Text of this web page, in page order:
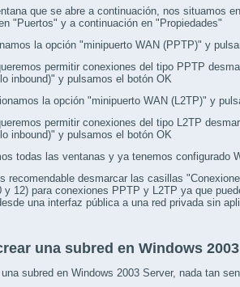
que se abre a continuación, nos situamos
"Puertos" y a continuación en "Propiedades"
la opción "minipuerto WAN (PPTP)" y
permitir conexiones del tipo PPTP
inbound)" y pulsamos el botón OK
la opción "minipuerto WAN (L2TP)" y
permitir conexiones del tipo L2TP
inbound)" y pulsamos el botón OK
todas las ventanas y ya tenemos configurado
recomendable desmarcar las casillas
y 12) para conexiones PPTP y L2TP ya que
una interfaz pública a una red privada sin
una subred en Windows
subred en Windows 2003 Server, nada tan